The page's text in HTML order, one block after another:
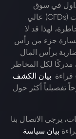
في سوق
الصرف الأجنبي (الفوركس)، وعقود الفروقات (CFDs) عالي
لهذا قد لا
جزء من رأس
برأس المال
لكل المخاطر
قراءة بيان الكشف
تفصيلياً أكثر حول
يرجى الاتصال بنا
بيان سياسة